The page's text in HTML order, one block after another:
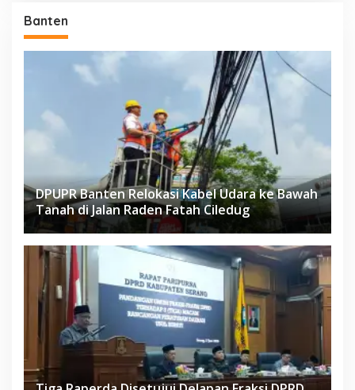
Banten
DPUPR Banten Relokasi Kabel Udara ke Bawah
Tanah di Jalan Raden Fatah Ciledug